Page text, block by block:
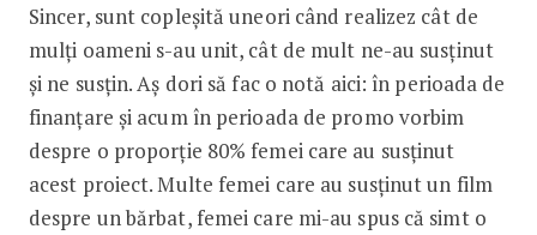
Sincer, sunt copleșită uneori când realizez cât de
mulți oameni s-au unit, cât de mult ne-au susținut
și ne susțin. Aș dori să fac o notă aici: în perioada de
finanțare și acum în perioada de promo vorbim
despre o proporție 80% femei care au susținut
acest proiect. Multe femei care au susținut un film
despre un bărbat, femei care mi-au spus că simt o